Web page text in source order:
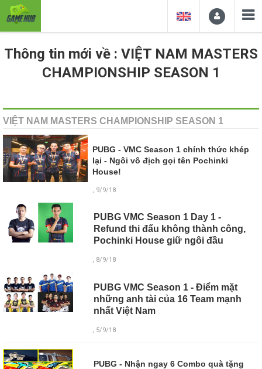
Thông tin mới về : VIỆT NAM MASTERS
CHAMPIONSHIP SEASON 1
VIỆT NAM MASTERS CHAMPIONSHIP SEASON 1
PUBG - VMC Season 1 chính thức khép
lại - Ngôi vô địch gọi tên Pochinki
House!
, 9/9/18
PUBG VMC Season 1 Day 1 -
Refund thi đấu không thành công,
Pochinki House giữ ngôi đầu
, 8/9/18
PUBG VMC Season 1 - Điểm mặt
những anh tài của 16 Team mạnh
nhất Việt Nam
, 5/9/18
PUBG - Nhận ngay 6 Combo quà tặng